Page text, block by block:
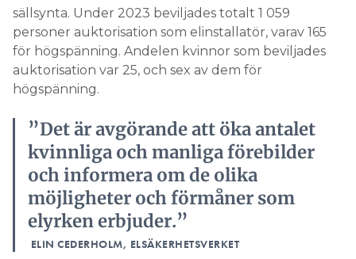
sällsynta. Under 2023 beviljades totalt 1 059
personer auktorisation som elinstallatör, varav 165
för högspänning. Andelen kvinnor som beviljades
auktorisation var 25, och sex av dem för
högspänning.
”Det är avgörande att öka antalet
kvinnliga och manliga förebilder
och informera om de olika
möjligheter och förmåner som
elyrken erbjuder.”
ELIN CEDERHOLM, ELSÄKERHETSVERKET